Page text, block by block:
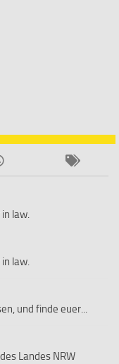
law.
law.
und finde euer...
Landes NRW